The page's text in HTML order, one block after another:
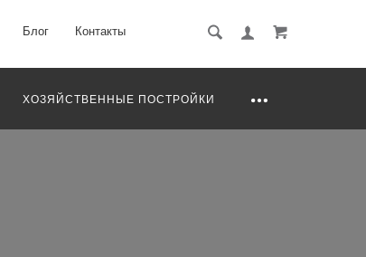
Блог Контакты
ХОЗЯЙСТВЕННЫЕ ПОСТРОЙКИ